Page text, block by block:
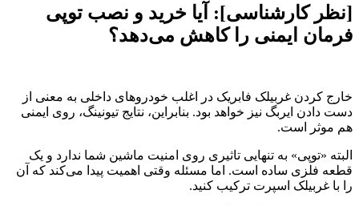
[نظر کارشناسی]: آیا خرید و نصب توپی
فرمان ایمنی را کاهش می‌دهد؟
خارج کردن غربیلک فابریک در اغلب خودروهای داخلی به معنی از
دست دادن ایربگ نیز خواهد بود. بنابراین، نتایج تیونینگ، روی ایمنی
هم موثر است.
البته «توپی» به تنهایی تاثیری روی امنیت ماشین شما ندارد و یک
قطعه فلزی ساده است. اما مسئله وقتی اهمیت پیدا می‌کند که آن
را با غربیلک اسپرت ترکیب کنید.